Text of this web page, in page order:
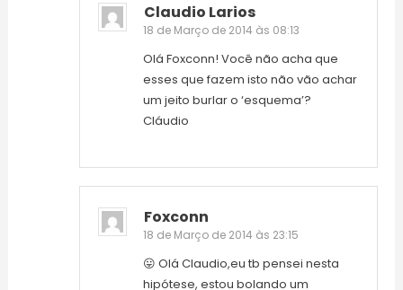
Claudio Larios
18 de Março de 2014 às 08:13
Olá Foxconn! Você não acha que
esses que fazem isto não vão achar
um jeito burlar o ‘esquema’?
Cláudio
Foxconn
18 de Março de 2014 às 23:15
😛 Olá Claudio,eu tb pensei nesta
hipótese, estou bolando um